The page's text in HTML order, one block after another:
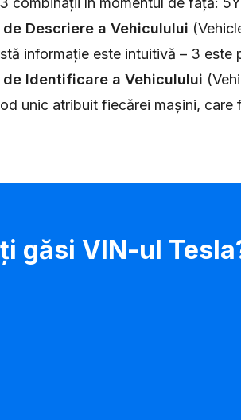
Descriere a Vehiculului
informație este intuitivă – 3
de Identificare a Vehiculului
unic atribuit fiecărei mașini,
găsi VIN-ul